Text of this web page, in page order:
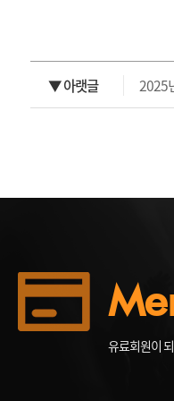
▼ 아랫글 2025
유료회원이